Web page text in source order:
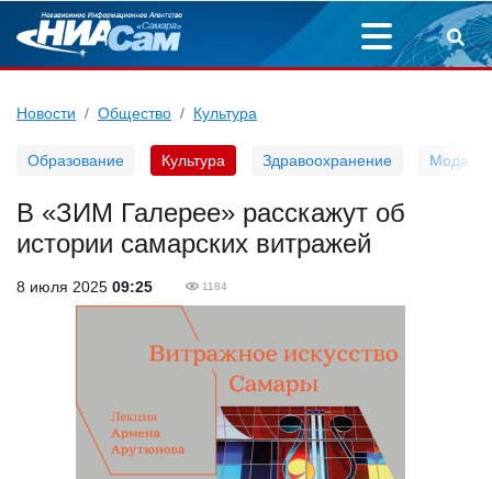
Новости Общество Культура
Образование Культура Здравоохранение Мода
В «ЗИМ Галерее» расскажут об
истории самарских витражей
8 июля 2025 09:25 1184